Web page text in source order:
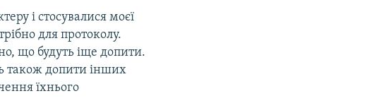
і стосувалися моєї
для протоколу.
що будуть іще допити.
також допити інших
їхнього